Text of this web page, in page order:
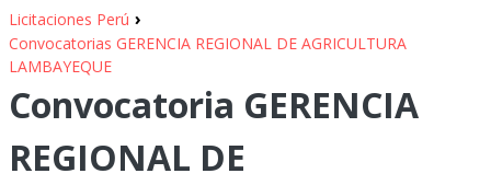
Licitaciones Perú ›
Convocatorias GERENCIA REGIONAL DE AGRICULTURA
LAMBAYEQUE
Convocatoria GERENCIA
REGIONAL DE